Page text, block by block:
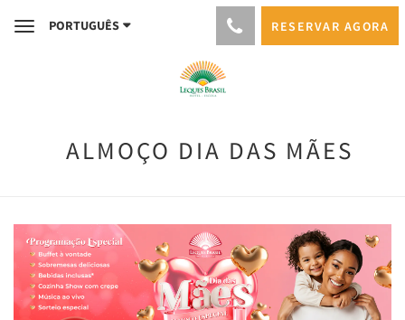
TogglePORTUGUÊS RESERVAR AGORA
ALMOÇO DIA DAS MÃES